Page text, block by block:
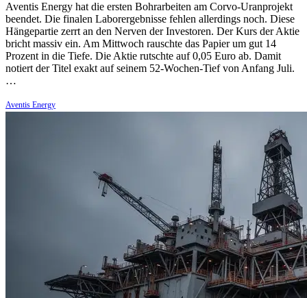
Aventis Energy hat die ersten Bohrarbeiten am Corvo-Uranprojekt
beendet. Die finalen Laborergebnisse fehlen allerdings noch. Diese
Hängepartie zerrt an den Nerven der Investoren. Der Kurs der Aktie
bricht massiv ein. Am Mittwoch rauschte das Papier um gut 14
Prozent in die Tiefe. Die Aktie rutschte auf 0,05 Euro ab. Damit
notiert der Titel exakt auf seinem 52-Wochen-Tief von Anfang Juli.
…
Aventis Energy